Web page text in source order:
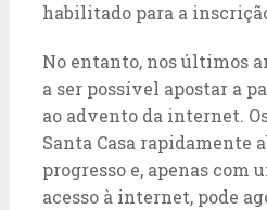
habilitado para a
No entanto, nos últimos
a ser possível apostar a
ao advento da internet.
Santa Casa rapidamente
progresso e, apenas com
acesso à internet, pode